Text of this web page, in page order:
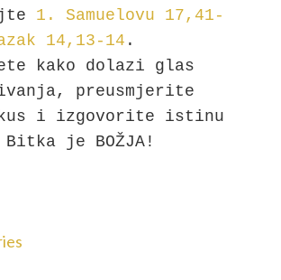
1. Samuelovu 17,41-
14,13-14 .
kako dolazi glas
preusmjerite
i izgovorite istinu
je BOŽJA!